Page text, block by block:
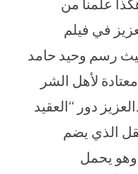
علمنا من
في فيلم
رسم وحيد حامد
لأهل الشر
دور “العقيد
الذي يضم
وهو يحمل